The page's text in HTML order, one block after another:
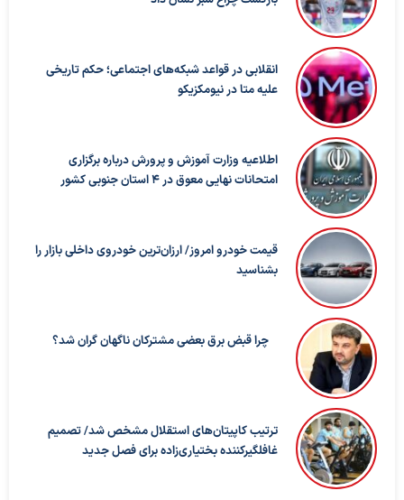
انقلابی در قواعد شبکه‌های اجتماعی؛ حکم تاریخی
علیه متا در نیومکزیکو
اطلاعیه وزارت آموزش و پرورش درباره برگزاری
امتحانات نهایی معوق در ۴ استان جنوبی کشور
قیمت خودرو امروز/ ارزان‌ترین خودروی داخلی بازار را
بشناسید
چرا قبض برق بعضی مشترکان ناگهان گران شد؟
ترتیب کاپیتان‌های استقلال مشخص شد/ تصمیم
غافلگیرکننده بختیاری‌زاده برای فصل جدید